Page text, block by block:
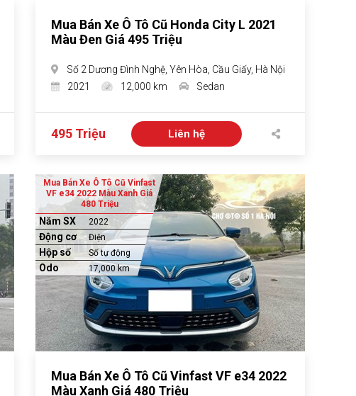
Mua Bán Xe Ô Tô Cũ Honda City L 2021
Màu Đen Giá 495 Triệu
Số 2 Dương Đình Nghệ, Yên Hòa, Cầu Giấy, Hà Nội
2021
12,000 km Sedan
495 Triệu Liên hệ
Mua Bán Xe Ô Tô Cũ Vinfast
VF e34 2022 Màu Xanh Giá
480 Triệu
Năm SX 2022
Động cơ Điện
Hộp số Số tự động
Odo 17,000 km
Mua Bán Xe Ô Tô Cũ Vinfast VF e34 2022
Màu Xanh Giá 480 Triệu